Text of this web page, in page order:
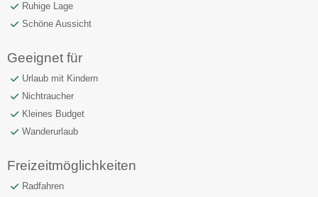
Ruhige Lage
Schöne Aussicht
Geeignet für
Urlaub mit Kindern
Nichtraucher
Kleines Budget
Wanderurlaub
Freizeitmöglichkeiten
Radfahren